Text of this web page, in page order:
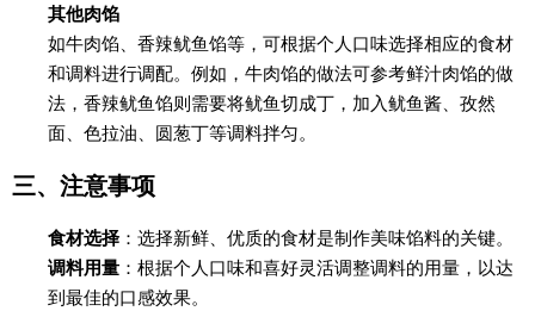
其他肉馅
如牛肉馅、香辣鱿鱼馅等，可根据个人口味选择相应的食材
和调料进行调配。例如，牛肉馅的做法可参考鲜汁肉馅的做
法，香辣鱿鱼馅则需要将鱿鱼切成丁，加入鱿鱼酱、孜然
面、色拉油、圆葱丁等调料拌匀。
三、注意事项
食材选择 ：选择新鲜、优质的食材是制作美味馅料的关键。
调料用量 ：根据个人口味和喜好灵活调整调料的用量，以达
到最佳的口感效果。